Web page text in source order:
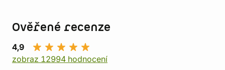
Ověřené recenze
4,9
zobraz 12994 hodnocení